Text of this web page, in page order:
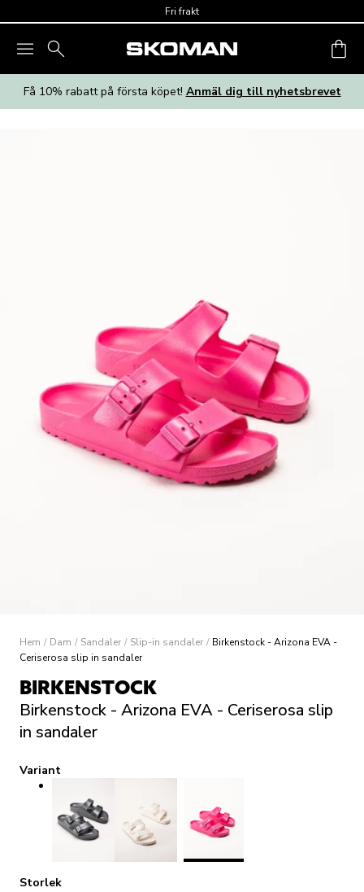
Fri frakt
Få 10% rabatt på första köpet! Anmäl dig till nyhetsbrevet
Hem / Dam / Sandaler / Slip-in sandaler / Birkenstock - Arizona EVA -
Ceriserosa slip in sandaler
BIRKENSTOCK
Birkenstock - Arizona EVA - Ceriserosa slip
in sandaler
Variant
Storlek